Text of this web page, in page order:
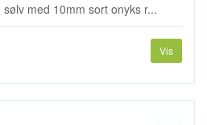
med 10mm sort onyks r...
Vis